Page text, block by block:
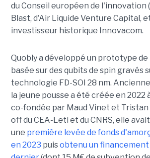
du Conseil européen de l'innovation
Blast, d'Air Liquide Venture Capital,
investisseur historique Innovacom.
Quobly a développé un prototype de
basée sur des qubits de spin gravés
technologie FD-SOI 28 nm.
la jeune pousse a été créée en 2022
co-fondée par Maud Vinet et Tristan
off du CEA-Leti et du CNRS, elle
une première levée de fonds
en 2023 puisobtenu un financement